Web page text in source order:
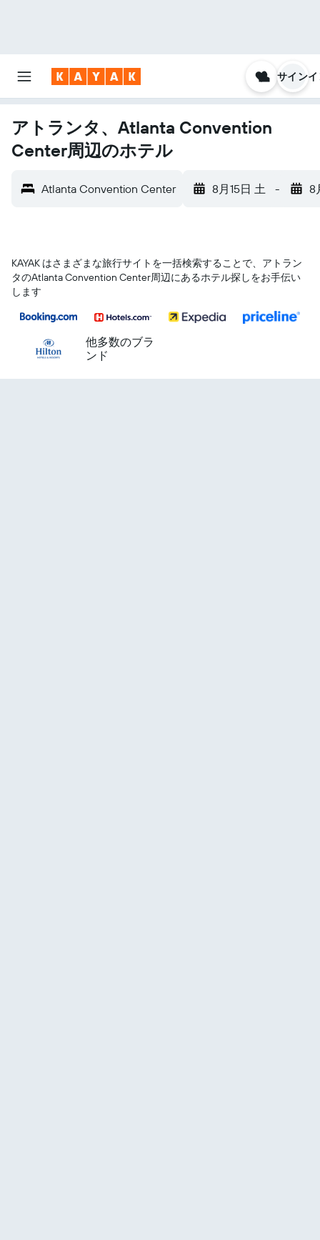
サイン
アトランタ、Atlanta Convention
Center周辺のホテル
Atlanta Convention Center 8月15日 土 - 8
KAYAK はさまざまな旅行サイトを一括検索することで、アトラン
タ​のAtlanta Convention Center​周辺にあるホテル探しをお手伝い
します
他多数のブラ
ンド